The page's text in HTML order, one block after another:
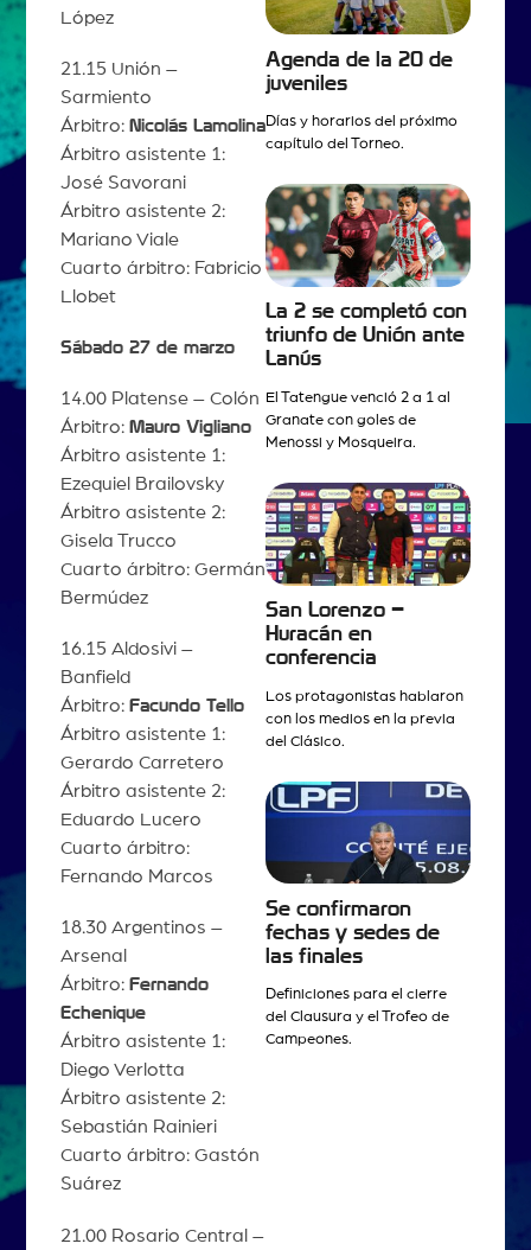
López
21.15 Unión –
Sarmiento
Árbitro: Nicolás Lamolina
Árbitro asistente 1:
José Savorani
Árbitro asistente 2:
Mariano Viale
Cuarto árbitro: Fabricio
Llobet
Sábado 27 de marzo
14.00 Platense – Colón
Árbitro: Mauro Vigliano
Árbitro asistente 1:
Ezequiel Brailovsky
Árbitro asistente 2:
Gisela Trucco
Cuarto árbitro: Germán
Bermúdez
16.15 Aldosivi –
Banfield
Árbitro: Facundo Tello
Árbitro asistente 1:
Gerardo Carretero
Árbitro asistente 2:
Eduardo Lucero
Cuarto árbitro:
Fernando Marcos
18.30 Argentinos –
Arsenal
Árbitro: Fernando
Echenique
Árbitro asistente 1:
Diego Verlotta
Árbitro asistente 2:
Sebastián Rainieri
Cuarto árbitro: Gastón
Suárez
21.00 Rosario Central –
Agenda de la 20 de
juveniles
Días y horarios del próximo
capítulo del Torneo.
La 2 se completó con
triunfo de Unión ante
Lanús
El Tatengue venció 2 a 1 al
Granate con goles de
Menossi y Mosqueira.
San Lorenzo –
Huracán en
conferencia
Los protagonistas hablaron
con los medios en la previa
del Clásico.
Se confirmaron
fechas y sedes de
las finales
Definiciones para el cierre
del Clausura y el Trofeo de
Campeones.